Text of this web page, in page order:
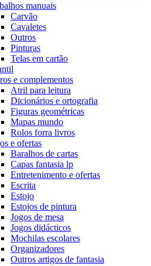
manuais
Carvão
Cavaletes
Outros
Pinturas
Telas em cartão
e complementos
Atril para leitura
Dicionários e ortografia
Figuras geométricas
Mapas mundo
Rolos forra livros
e ofertas
Baralhos de cartas
Capas fantasia lp
Entretenimento e ofertas
Escrita
Estojo
Estojos de pintura
Jogos de mesa
Jogos didácticos
Mochilas escolares
Organizadores
Outros artigos de fantasia